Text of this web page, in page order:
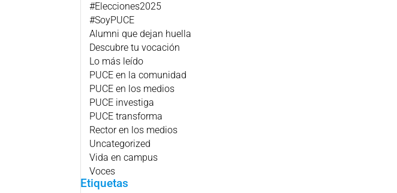
#Elecciones2025
#SoyPUCE
Alumni que dejan huella
Descubre tu vocación
Lo más leído
PUCE en la comunidad
PUCE en los medios
PUCE investiga
PUCE transforma
Rector en los medios
Uncategorized
Vida en campus
Voces
Etiquetas